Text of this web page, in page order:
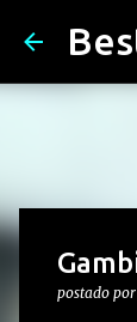
postado por